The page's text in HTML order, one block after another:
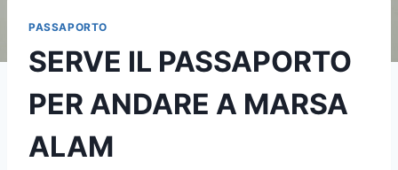
PASSAPORTO
SERVE IL PASSAPORTO
PER ANDARE A MARSA
ALAM